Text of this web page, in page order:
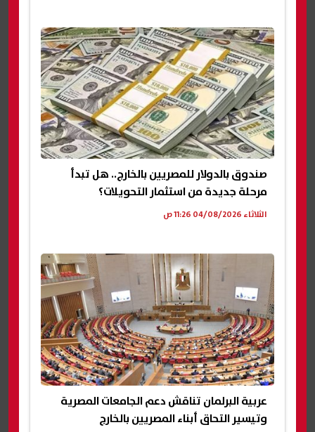
صندوق بالدولار للمصريين بالخارج.. هل تبدأ
مرحلة جديدة من استثمار التحويلات؟
الثلاثاء 04/08/2026 11:26 ص
عربية البرلمان تناقش دعم الجامعات المصرية
وتيسير التحاق أبناء المصريين بالخارج